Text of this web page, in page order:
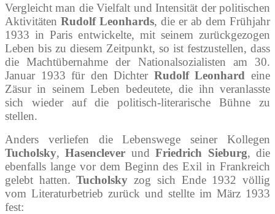
Vergleicht man die Vielfalt und Intensität der politischen
Aktivitäten Rudolf Leonhards, die er ab dem Frühjahr
1933 in Paris entwickelte, mit seinem zurückgezogen
Leben bis zu diesem Zeitpunkt, so ist festzustellen, dass
die Machtübernahme der Nationalsozialisten am 30.
Januar 1933 für den Dichter Rudolf Leonhard eine
Zäsur in seinem Leben bedeutete, die ihn veranlasste
sich wieder auf die politisch-literarische Bühne zu
stellen.
Anders verliefen die Lebenswege seiner Kollegen
Tucholsky,Hasenclever undFriedrich Sieburg, die
ebenfalls lange vor dem Beginn des Exil in Frankreich
gelebt hatten.Tucholsky zog sich Ende 1932 völlig
vom Literaturbetrieb zurück und stellte im März 1933
fest: